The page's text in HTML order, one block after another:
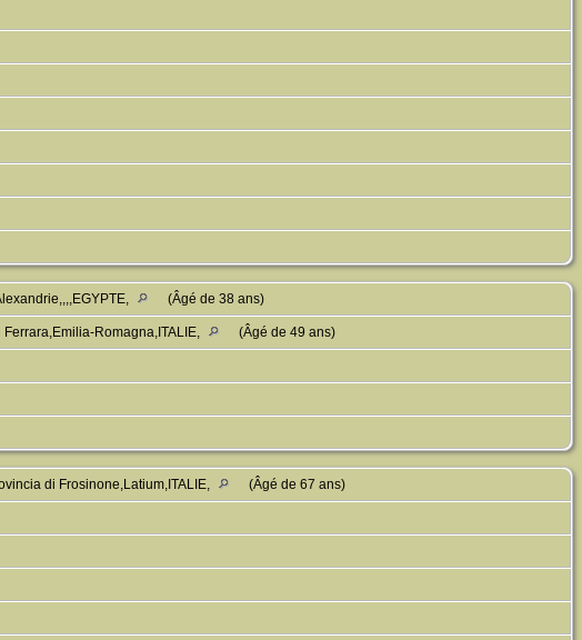
(Âgé de 38 ans)
Romagna,ITALIE, (Âgé de 49 ans)
di Frosinone,Latium,ITALIE, (Âgé de 67 ans)